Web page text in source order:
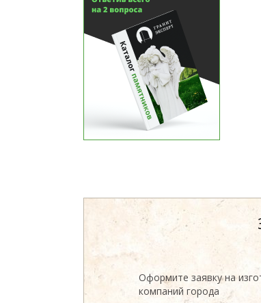
Оформите заявку на
компаний города